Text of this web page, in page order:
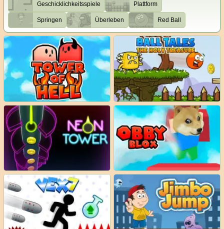
Geschicklichkeitsspiele Plattform
Springen Überleben Red Ball